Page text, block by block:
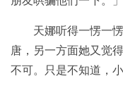
天娜听得一愣一
唐，另一方面她又觉
不可。只是不知道，